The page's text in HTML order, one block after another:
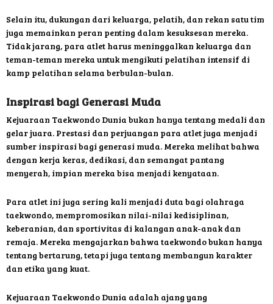
Selain itu, dukungan dari keluarga, pelatih, dan rekan satu tim
juga memainkan peran penting dalam kesuksesan mereka.
Tidak jarang, para atlet harus meninggalkan keluarga dan
teman-teman mereka untuk mengikuti pelatihan intensif di
kamp pelatihan selama berbulan-bulan.
Inspirasi bagi Generasi Muda
Kejuaraan Taekwondo Dunia bukan hanya tentang medali dan
gelar juara. Prestasi dan perjuangan para atlet juga menjadi
sumber inspirasi bagi generasi muda. Mereka melihat bahwa
dengan kerja keras, dedikasi, dan semangat pantang
menyerah, impian mereka bisa menjadi kenyataan.
Para atlet ini juga sering kali menjadi duta bagi olahraga
taekwondo, mempromosikan nilai-nilai kedisiplinan,
keberanian, dan sportivitas di kalangan anak-anak dan
remaja. Mereka mengajarkan bahwa taekwondo bukan hanya
tentang bertarung, tetapi juga tentang membangun karakter
dan etika yang kuat.
Kejuaraan Taekwondo Dunia adalah ajang yang